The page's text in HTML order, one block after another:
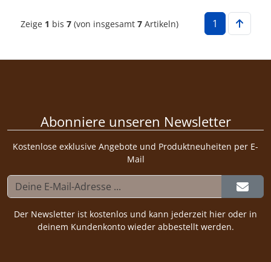
Zeige 1 bis 7(von insgesamt 7Artikeln) 1
Abonniere unseren Newsletter
Kostenlose exklusive Angebote und Produktneuheiten per E-
Mail
Der Newsletter ist kostenlos und kann jederzeit hier oder in
deinem Kundenkonto wieder abbestellt werden.